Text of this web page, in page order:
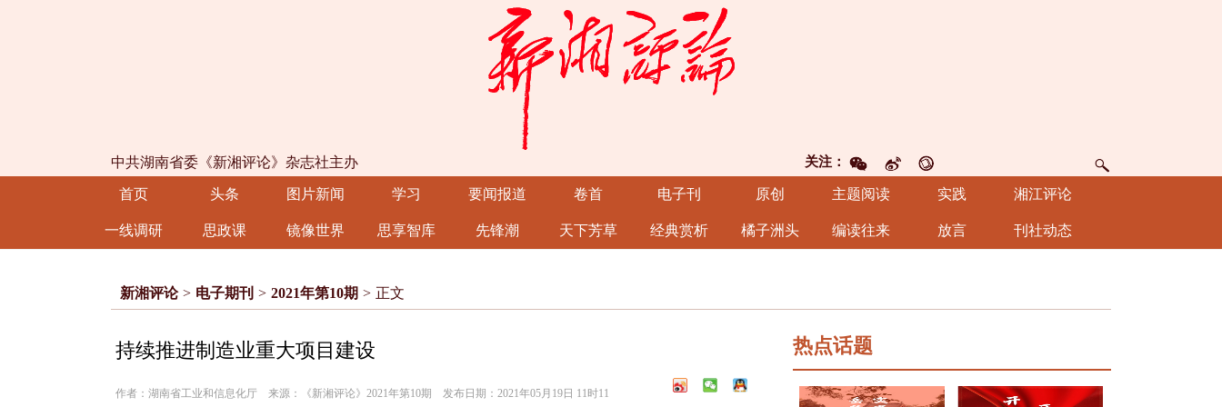
关注：
中共湖南省委《新湘评论》杂志社主办
首页 头条 图片新闻 学习 要闻报道 卷首 电子刊 原创 主题阅读 实践 湘江评论
一线调研 思政课 镜像世界 思享智库 先锋潮 天下芳草 经典赏析 橘子洲头 编读往来 放言 刊社动态
新湘评论 > 电子期刊 > 2021年第10期 > 正文
持续推进制造业重大项目建设
作者：湖南省工业和信息化厅 来源：《新湘评论》2021年第10期 发布日期：2021年05月19日 11时11
热点话题